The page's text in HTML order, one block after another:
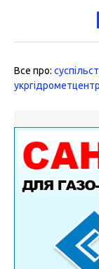
Все про:
укргідрометцентр